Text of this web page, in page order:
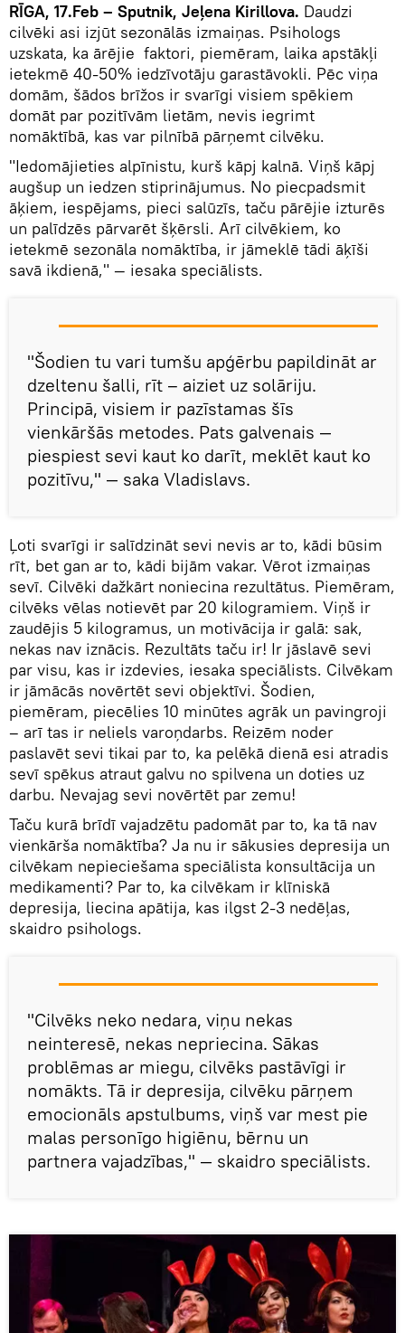
RĪGA, 17.Feb – Sputnik, Jeļena Kirillova. Daudzi
cilvēki asi izjūt sezonālās izmaiņas. Psihologs
uzskata, ka ārējie faktori, piemēram, laika apstākļi
ietekmē 40-50% iedzīvotāju garastāvokli. Pēc viņa
domām, šādos brīžos ir svarīgi visiem spēkiem
domāt par pozitīvām lietām, nevis iegrimt
nomāktībā, kas var pilnībā pārņemt cilvēku.
"Iedomājieties alpīnistu, kurš kāpj kalnā. Viņš kāpj
augšup un iedzen stiprinājumus. No piecpadsmit
āķiem, iespējams, pieci salūzīs, taču pārējie izturēs
un palīdzēs pārvarēt šķērsli. Arī cilvēkiem, ko
ietekmē sezonāla nomāktība, ir jāmeklē tādi āķīši
savā ikdienā," — iesaka speciālists.
"Šodien tu vari tumšu apģērbu papildināt ar
dzeltenu šalli, rīt – aiziet uz solāriju.
Principā, visiem ir pazīstamas šīs
vienkāršās metodes. Pats galvenais —
piespiest sevi kaut ko darīt, meklēt kaut ko
pozitīvu," — saka Vladislavs.
Ļoti svarīgi ir salīdzināt sevi nevis ar to, kādi būsim
rīt, bet gan ar to, kādi bijām vakar. Vērot izmaiņas
sevī. Cilvēki dažkārt noniecina rezultātus. Piemēram,
cilvēks vēlas notievēt par 20 kilogramiem. Viņš ir
zaudējis 5 kilogramus, un motivācija ir galā: sak,
nekas nav iznācis. Rezultāts taču ir! Ir jāslavē sevi
par visu, kas ir izdevies, iesaka speciālists. Cilvēkam
ir jāmācās novērtēt sevi objektīvi. Šodien,
piemēram, piecēlies 10 minūtes agrāk un pavingroji
– arī tas ir neliels varoņdarbs. Reizēm noder
paslavēt sevi tikai par to, ka pelēkā dienā esi atradis
sevī spēkus atraut galvu no spilvena un doties uz
darbu. Nevajag sevi novērtēt par zemu!
Taču kurā brīdī vajadzētu padomāt par to, ka tā nav
vienkārša nomāktība? Ja nu ir sākusies depresija un
cilvēkam nepieciešama speciālista konsultācija un
medikamenti? Par to, ka cilvēkam ir klīniskā
depresija, liecina apātija, kas ilgst 2-3 nedēļas,
skaidro psihologs.
"Cilvēks neko nedara, viņu nekas
neinteresē, nekas nepriecina. Sākas
problēmas ar miegu, cilvēks pastāvīgi ir
nomākts. Tā ir depresija, cilvēku pārņem
emocionāls apstulbums, viņš var mest pie
malas personīgo higiēnu, bērnu un
partnera vajadzības," — skaidro speciālists.